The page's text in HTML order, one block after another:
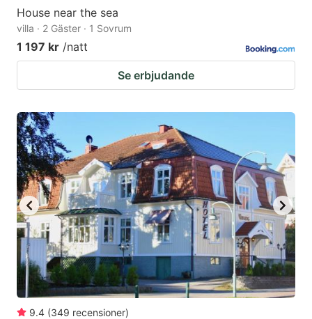
House near the sea
villa · 2 Gäster · 1 Sovrum
1 197 kr /natt
Se erbjudande
9.4 (349 recensioner)